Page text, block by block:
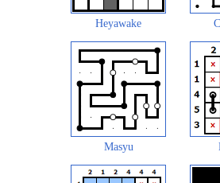
Heyawake
Masyu